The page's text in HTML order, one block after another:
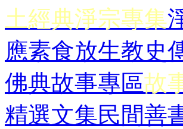
土經典淨宗專集
應素食放生教史
佛典故事專區故
精選文集民間善